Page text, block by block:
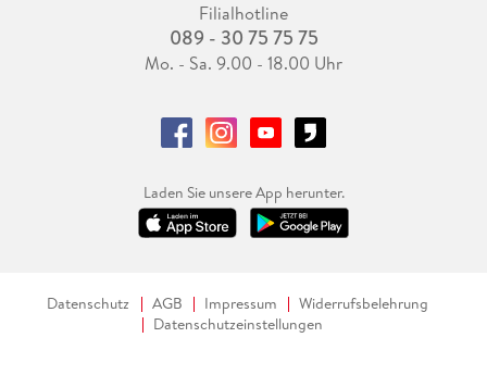
Filialhotline
089 - 30 75 75 75
Mo. - Sa. 9.00 - 18.00 Uhr
Laden Sie unsere App herunter.
Datenschutz AGB Impressum
Widerrufsbelehrung
Datenschutzeinstellungen